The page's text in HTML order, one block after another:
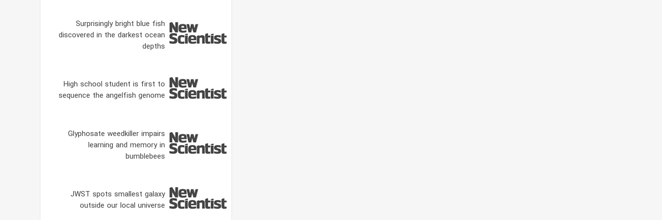
Surprisingly bright blue fish
discovered in the darkest ocean
depths
High school student is first to
sequence the angelfish genome
Glyphosate weedkiller impairs
learning and memory in
bumblebees
JWST spots smallest galaxy
outside our local universe